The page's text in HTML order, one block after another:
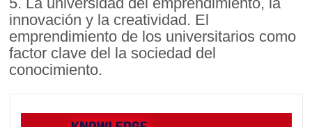
innovación y la creatividad. El
emprendimiento de los universitarios como
factor clave del la sociedad del
conocimiento.